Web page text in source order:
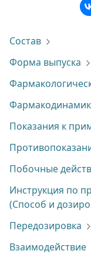
Состав
Форма выпуска
Показания к
Побочные
Инструкция по
(Способ и
Передозировка
Взаимодействие